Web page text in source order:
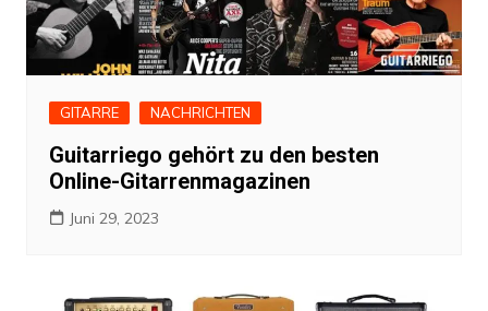
GITARRE NACHRICHTEN
Guitarriego gehört zu den besten
Online-Gitarrenmagazinen
Juni 29, 2023